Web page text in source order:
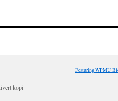
Featuring WPMU
kopi